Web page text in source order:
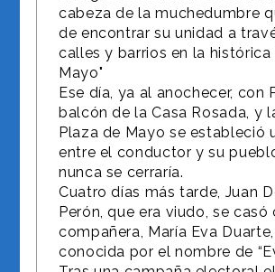
cabeza de la muchedumbre
de encontrar su unidad a
calles y barrios en la histórica
Mayo"
Ese día, ya al anochecer, con
balcón de la Casa Rosada, y
Plaza de Mayo se estableció
entre el conductor y su
nunca se cerraría.
Cuatro días más tarde, Juan
Perón, que era viudo, se casó
compañera, María Eva
conocida por el nombre de